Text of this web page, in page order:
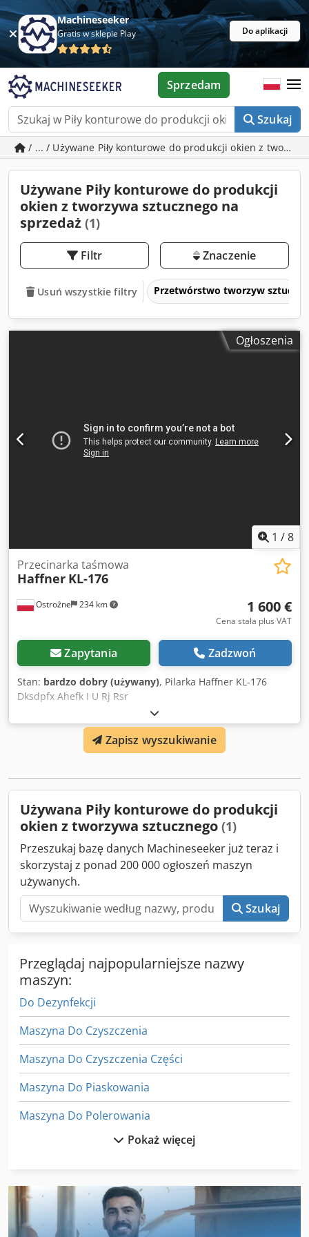
Machineseeker
Gratis w sklepie Play Do aplikacji
Szukaj
Sprzedam
/ ... / Używane Piły konturowe do produkcji okien z
Używane Piły konturowe do produkcji
okien z tworzywa sztucznego na
sprzedaż (1)
Filtr Znaczenie
Usuń wszystkie filtry Przetwórstwo tworzyw
Ogłoszenia
1 /8
Ostrożne 234 km
Przecinarka taśmowa
Haffner KL-176
1 600 €
Cena stała plus VAT
Zapytania Zadzwoń
Stan: bardzo dobry (używany), Pilarka Haffner KL-176
Dksdpfx Ahefk I U Rj Rsr
Zapisz wyszukiwanie
Używana Piły konturowe do produkcji
okien z tworzywa sztucznego (1)
Przeszukaj bazę danych Machineseeker już teraz i
skorzystaj z ponad 200 000 ogłoszeń maszyn
używanych.
Szukaj
Przeglądaj najpopularniejsze nazwy
maszyn:
Do Dezynfekcji
Maszyna Do Czyszczenia
Maszyna Do Czyszczenia Części
Maszyna Do Piaskowania
Maszyna Do Polerowania
Maszyna Do Prasowania
Maszyny Do Czyszczenia
Maszyny Do Czyszczenia I Dezynfekcji
Pokaż więcej